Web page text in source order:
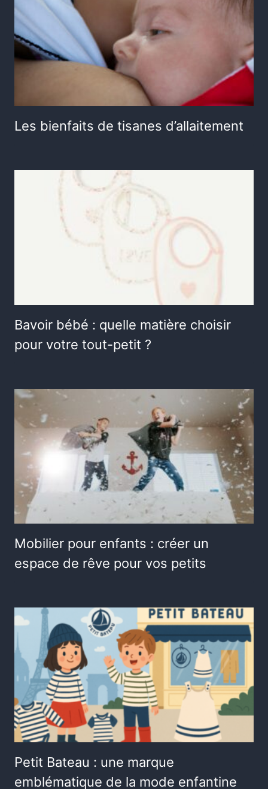
Les bienfaits de tisanes d’allaitement
Bavoir bébé : quelle matière choisir
pour votre tout-petit ?
Mobilier pour enfants : créer un
espace de rêve pour vos petits
Petit Bateau : une marque
emblématique de la mode enfantine